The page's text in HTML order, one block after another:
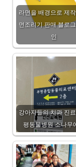
라면을 배경으로 제
면조리기 판매 블로
인
강아지들의 치과 진
평동물병원 소나무